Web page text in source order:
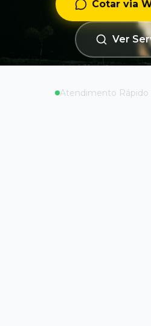
Cotar via
Ver
Atendimento Rápido